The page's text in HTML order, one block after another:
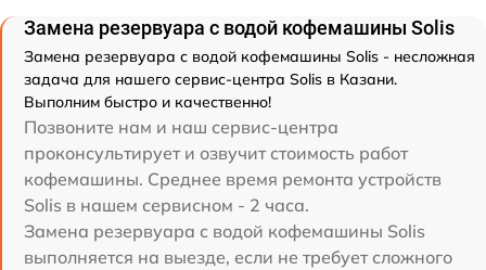
Замена резервуара с водой кофемашины Solis
Замена резервуара с водой кофемашины Solis - несложная
задача для нашего сервис-центра Solis в Казани.
Выполним быстро и качественно!
Позвоните нам и наш сервис-центра
проконсультирует и озвучит стоимость работ
кофемашины. Среднее время ремонта устройств
Solis в нашем сервисном - 2 часа.
Замена резервуара с водой кофемашины Solis
выполняется на выезде, если не требует сложного